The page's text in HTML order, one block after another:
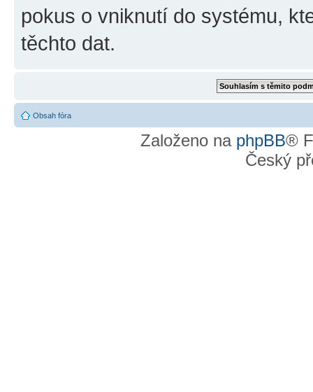
pokus o vniknutí do systému,
těchto dat.
Obsah fóra
Založeno na phpBB®
Český